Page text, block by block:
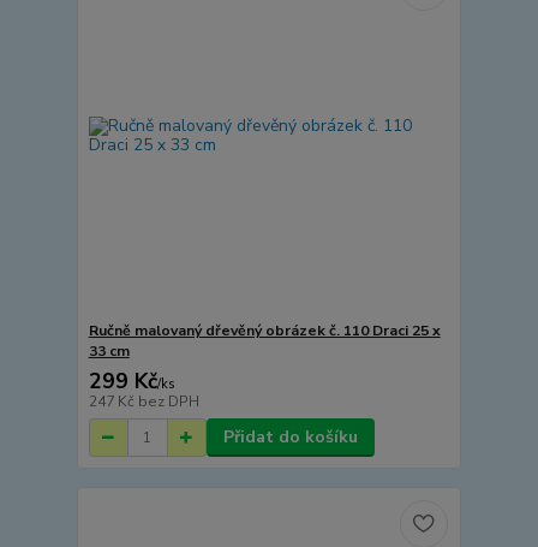
Ručně malovaný dřevěný obrázek č. 110 Draci 25 x
33 cm
299 Kč/ks
247 Kč bez DPH
Přidat do košíku